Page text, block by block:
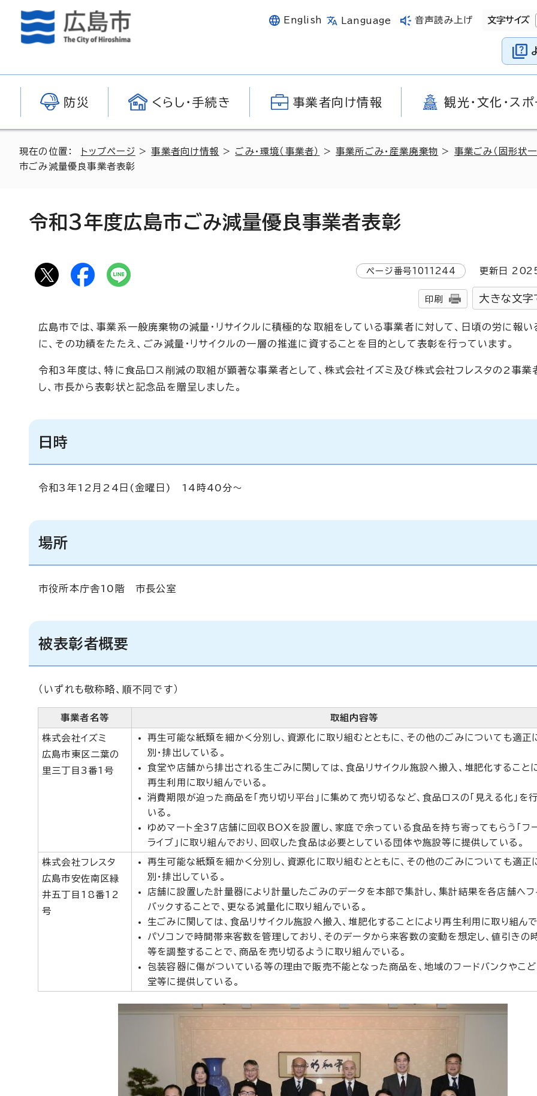
English Language 音声読み上げ 文字サイズ
防災 くらし・手続き 事業者向け情報 観光・文化・ス
現在の位置： トップページ >事業者向け情報 > ごみ・環境（事業者） >事業所ごみ・産業廃棄物 > 事業ごみ（固形状
市ごみ減量優良事業者表彰
令和3年度広島市ごみ減量優良事業者表彰
ページ番号1011244 更新日
印刷 大きな文字
広島市では、事業系一般廃棄物の減量・リサイクルに積極的な取組をしている事業者に対して、日頃の労に報い
に、その功績をたたえ、ごみ減量・リサイクルの一層の推進に資することを目的として表彰を行っています。
令和3年度は、特に食品ロス削減の取組が顕著な事業者として、株式会社イズミ及び株式会社フレスタの2事業
し、市長から表彰状と記念品を贈呈しました。
日時
令和3年12月24日(金曜日) 14時40分～
場所
市役所本庁舎10階 市長公室
被表彰者概要
（いずれも敬称略、順不同です）
事業者名等 取組内容等
株式会社イズミ
広島市東区二葉の
里三丁目3番1号
再生可能な紙類を細かく分別し、資源化に取り組むとともに、その他のごみについても適正
別・排出している。
食堂や店舗から排出される生ごみに関しては、食品リサイクル施設へ搬入、堆肥化すること
再生利用に取り組んでいる。
消費期限が迫った商品を「売り切り平台」に集めて売り切るなど、食品ロスの「見える化」を
いる。
ゆめマート全37店舗に回収BOXを設置し、家庭で余っている食品を持ち寄ってもらう「フ
ライブ」に取り組んでおり、回収した食品は必要としている団体や施設等に提供している。
株式会社フレスタ
広島市安佐南区緑
井五丁目18番12
号
再生可能な紙類を細かく分別し、資源化に取り組むとともに、その他のごみについても適正
別・排出している。
店舗に設置した計量器により計量したごみのデータを本部で集計し、集計結果を各店舗へフ
バックすることで、更なる減量化に取り組んでいる。
生ごみに関しては、食品リサイクル施設へ搬入、堆肥化することにより再生利用に取り組ん
パソコンで時間帯来客数を管理しており、そのデータから来客数の変動を想定し、値引きの
等を調整することで、商品を売り切るように取り組んでいる。
包装容器に傷がついている等の理由で販売不能となった商品を、地域のフードバンクやこ
堂等に提供している。